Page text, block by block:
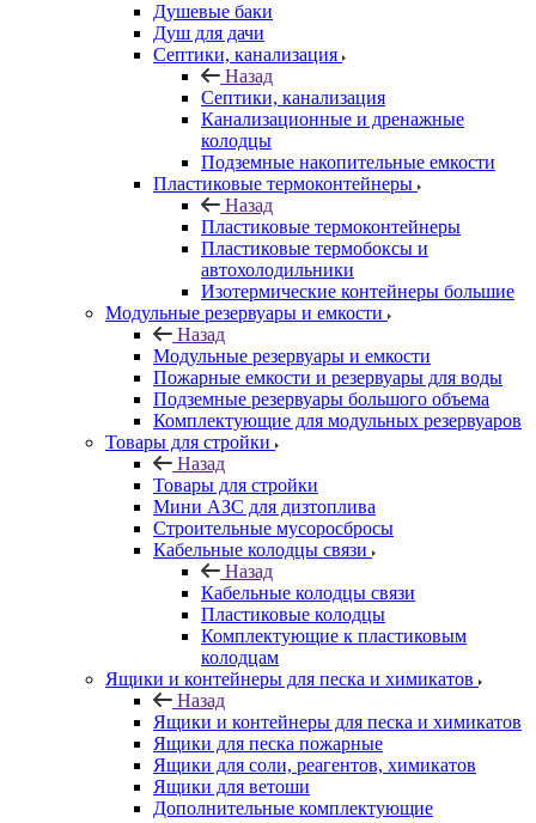
Душевые баки
Душ для дачи
Септики, канализация
Назад
Септики, канализация
Канализационные и дренажные
колодцы
Подземные накопительные емкости
Пластиковые термоконтейнеры
Назад
Пластиковые термоконтейнеры
Пластиковые термобоксы и
автохолодильники
Изотермические контейнеры большие
Модульные резервуары и емкости
Назад
Модульные резервуары и емкости
Пожарные емкости и резервуары для воды
Подземные резервуары большого объема
Комплектующие для модульных резервуаров
Товары для стройки
Назад
Товары для стройки
Мини АЗС для дизтоплива
Строительные мусоросбросы
Кабельные колодцы связи
Назад
Кабельные колодцы связи
Пластиковые колодцы
Комплектующие к пластиковым
колодцам
Ящики и контейнеры для песка и химикатов
Назад
Ящики и контейнеры для песка и химикатов
Ящики для песка пожарные
Ящики для соли, реагентов, химикатов
Ящики для ветоши
Дополнительные комплектующие